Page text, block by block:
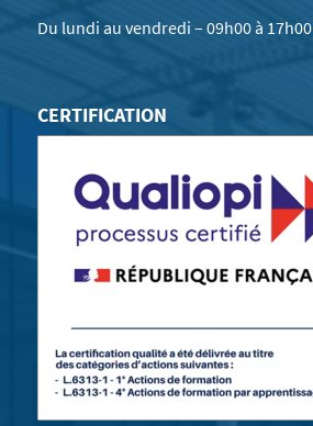
Du lundi au vendredi – 09h00 à 17h00
CERTIFICATION